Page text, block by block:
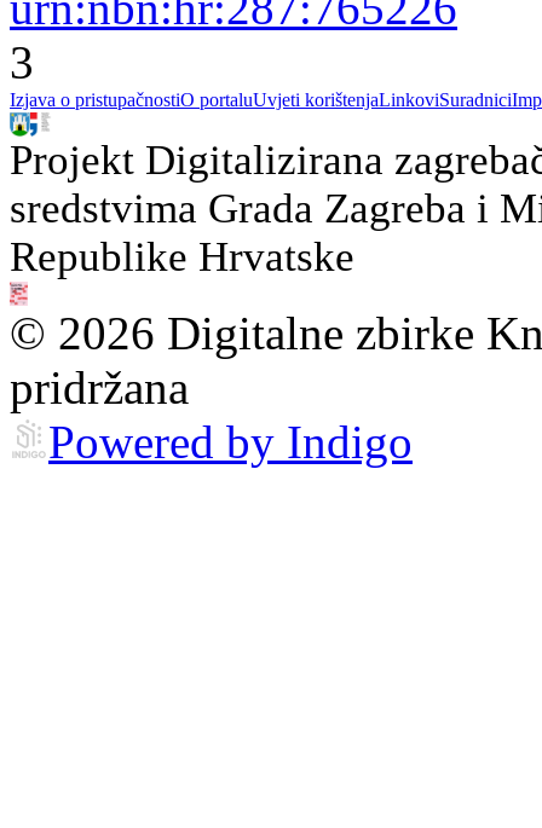
3
Izjava o pristupačnostiO portaluUvjeti korištenjaLinkoviSuradnici
Projekt Digitalizirana
sredstvima Grada Zagreba i
Republike Hrvatske
© 2026 Digitalne zbirke
pridržana
Powered by Indigo